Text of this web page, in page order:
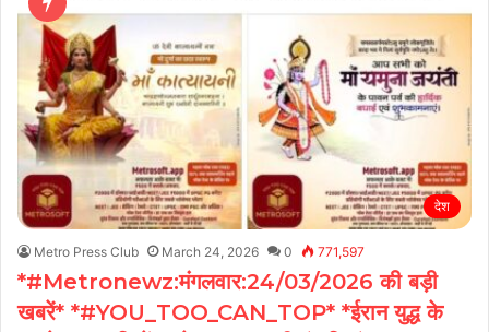
देश
Metro Press Club March 24, 2026 0 771,597
*#Metronewz:मंगलवार:24/03/2026 की बड़ी
खबरें* *#YOU_TOO_CAN_TOP* *ईरान युद्ध के